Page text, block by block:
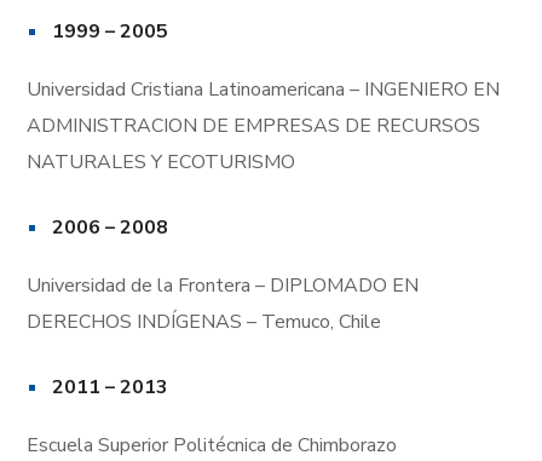
1999 – 2005
Universidad Cristiana Latinoamericana – INGENIERO EN
ADMINISTRACION DE EMPRESAS DE RECURSOS
NATURALES Y ECOTURISMO
2006 – 2008
Universidad de la Frontera – DIPLOMADO EN
DERECHOS INDÍGENAS – Temuco, Chile
2011 – 2013
Escuela Superior Politécnica de Chimborazo